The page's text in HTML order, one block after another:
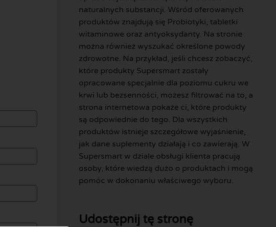
naturalnych substancji. Wśród oferowanych
produktów znajdują się Probiotyki, tabletki
witaminowe oraz antyoksydanty. Na stronie
można również wyszukać określone powody
zdrowotne. Na przykład, jeśli chcesz zobaczyć,
które produkty Supersmart zostały
opracowane specjalnie dla poziomu cukru we
krwi lub bezsenności, możesz filtrować na to, a
strona internetowa pokaże ci, które produkty
są odpowiednie do tego. Dla wszystkich
produktów istnieje szczegółowe wyjaśnienie,
jak dane suplementy działają i co zawierają. W
Supersmart w dziale obsługi klienta pracują
osoby, które wiedzą dużo o produktach i mogą
pomóc w dokonaniu właściwego wyboru.
Udostępnij tę stronę